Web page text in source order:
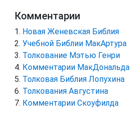
Комментарии
Новая Женевская Библия
Учебной Библии МакАртура
Толкование Мэтью Генри
Комментарии МакДональда
Толковая Библия Лопухина
Толкования Августина
Комментарии Скоуфилда